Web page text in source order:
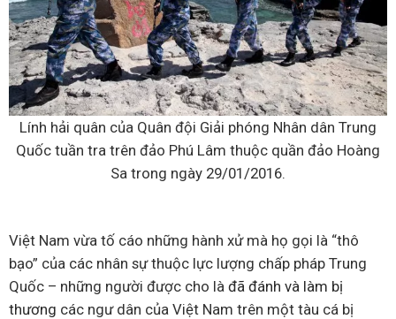
Lính hải quân của Quân đội Giải phóng Nhân dân Trung
Quốc tuần tra trên đảo Phú Lâm thuộc quần đảo Hoàng
Sa trong ngày 29/01/2016.
Việt Nam vừa tố cáo những hành xử mà họ gọi là “thô
bạo” của các nhân sự thuộc lực lượng chấp pháp Trung
Quốc – những người được cho là đã đánh và làm bị
thương các ngư dân của Việt Nam trên một tàu cá bị